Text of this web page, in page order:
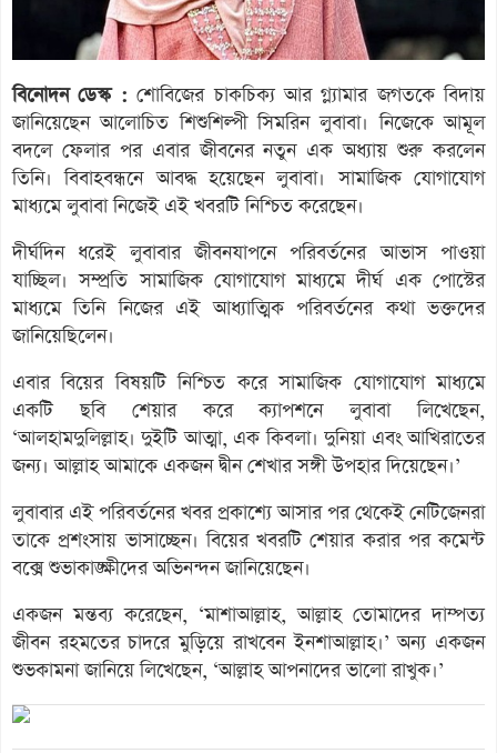
বিনোদন ডেস্ক : শোবিজের চাকচিক্য আর গ্ল্যামার জগতকে বিদায়
জানিয়েছেন আলোচিত শিশুশিল্পী সিমরিন লুবাবা। নিজেকে আমূল
বদলে ফেলার পর এবার জীবনের নতুন এক অধ্যায় শুরু করলেন
তিনি। বিবাহবন্ধনে আবদ্ধ হয়েছেন লুবাবা। সামাজিক যোগাযোগ
মাধ্যমে লুবাবা নিজেই এই খবরটি নিশ্চিত করেছেন।
দীর্ঘদিন ধরেই লুবাবার জীবনযাপনে পরিবর্তনের আভাস পাওয়া
যাচ্ছিল। সম্প্রতি সামাজিক যোগাযোগ মাধ্যমে দীর্ঘ এক পোস্টের
মাধ্যমে তিনি নিজের এই আধ্যাত্মিক পরিবর্তনের কথা ভক্তদের
জানিয়েছিলেন।
এবার বিয়ের বিষয়টি নিশ্চিত করে সামাজিক যোগাযোগ মাধ্যমে
একটি ছবি শেয়ার করে ক্যাপশনে লুবাবা লিখেছেন,
‘আলহামদুলিল্লাহ। দুইটি আত্মা, এক কিবলা। দুনিয়া এবং আখিরাতের
জন্য। আল্লাহ আমাকে একজন দ্বীন শেখার সঙ্গী উপহার দিয়েছেন।’
লুবাবার এই পরিবর্তনের খবর প্রকাশ্যে আসার পর থেকেই নেটিজেনরা
তাকে প্রশংসায় ভাসাচ্ছেন। বিয়ের খবরটি শেয়ার করার পর কমেন্ট
বক্সে শুভাকাঙ্ক্ষীদের অভিনন্দন জানিয়েছেন।
একজন মন্তব্য করেছেন, ‘মাশাআল্লাহ, আল্লাহ তোমাদের দাম্পত্য
জীবন রহমতের চাদরে মুড়িয়ে রাখবেন ইনশাআল্লাহ।’ অন্য একজন
শুভকামনা জানিয়ে লিখেছেন, ‘আল্লাহ আপনাদের ভালো রাখুক।’